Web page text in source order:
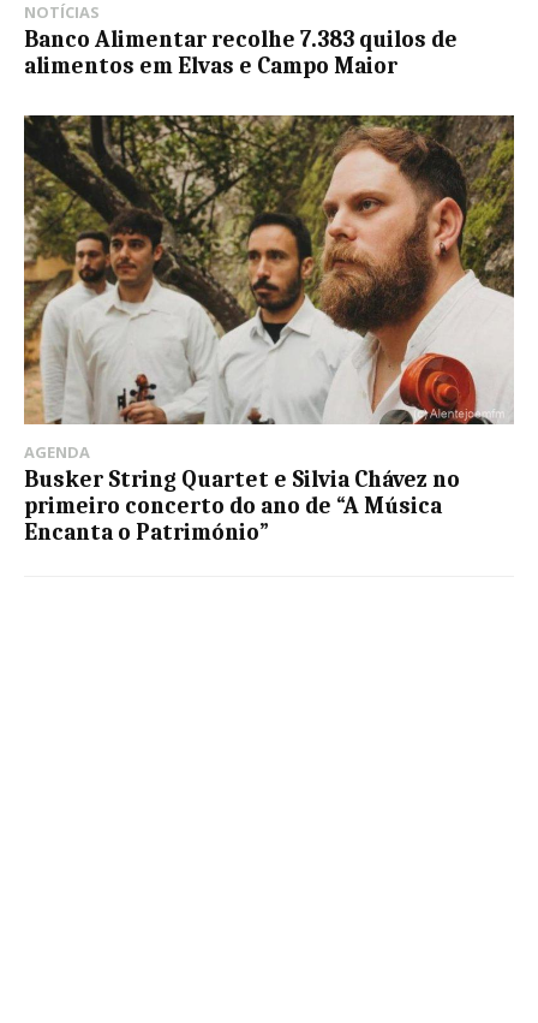
NOTÍCIAS
Banco Alimentar recolhe 7.383 quilos de
alimentos em Elvas e Campo Maior
AGENDA
Busker String Quartet e Silvia Chávez no
primeiro concerto do ano de “A Música
Encanta o Património”